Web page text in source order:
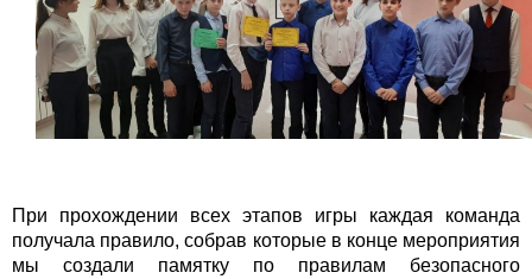
При прохождении всех этапов игры каждая команда
получала правило, собрав которые в конце мероприятия
мы создали памятку по правилам безопасного